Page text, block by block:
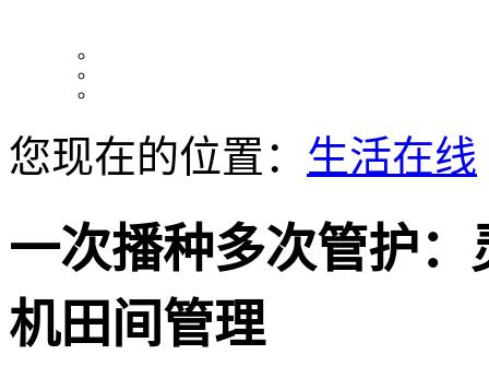
您现在的位置： 生活在线
一次播种多次管护
机田间管理